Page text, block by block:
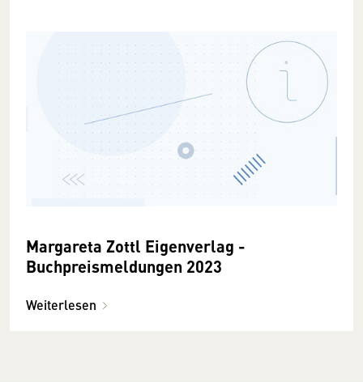
Margareta Zottl Eigenverlag -
Buchpreismeldungen 2023
Weiterlesen